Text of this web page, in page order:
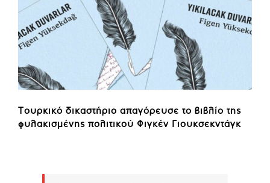
Τουρκικό δικαστήριο απαγόρευσε το βιβλίο της
φυλακισμένης πολιτικού Φιγκέν Γιουκσεκντάγκ